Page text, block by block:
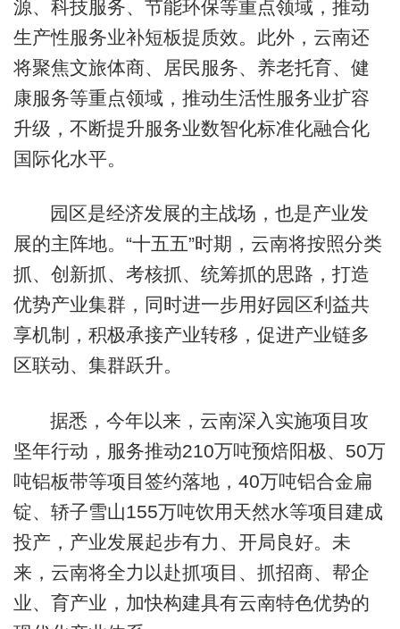
源、科技服务、节能环保等重点领域，推动
生产性服务业补短板提质效。此外，云南还
将聚焦文旅体商、居民服务、养老托育、健
康服务等重点领域，推动生活性服务业扩容
升级，不断提升服务业数智化标准化融合化
国际化水平。
园区是经济发展的主战场，也是产业发
展的主阵地。“十五五”时期，云南将按照分类
抓、创新抓、考核抓、统筹抓的思路，打造
优势产业集群，同时进一步用好园区利益共
享机制，积极承接产业转移，促进产业链多
区联动、集群跃升。
据悉，今年以来，云南深入实施项目攻
坚年行动，服务推动210万吨预焙阳极、50万
吨铝板带等项目签约落地，40万吨铝合金扁
锭、轿子雪山155万吨饮用天然水等项目建成
投产，产业发展起步有力、开局良好。未
来，云南将全力以赴抓项目、抓招商、帮企
业、育产业，加快构建具有云南特色优势的